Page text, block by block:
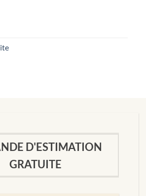
D'ESTIMATION
GRATUITE